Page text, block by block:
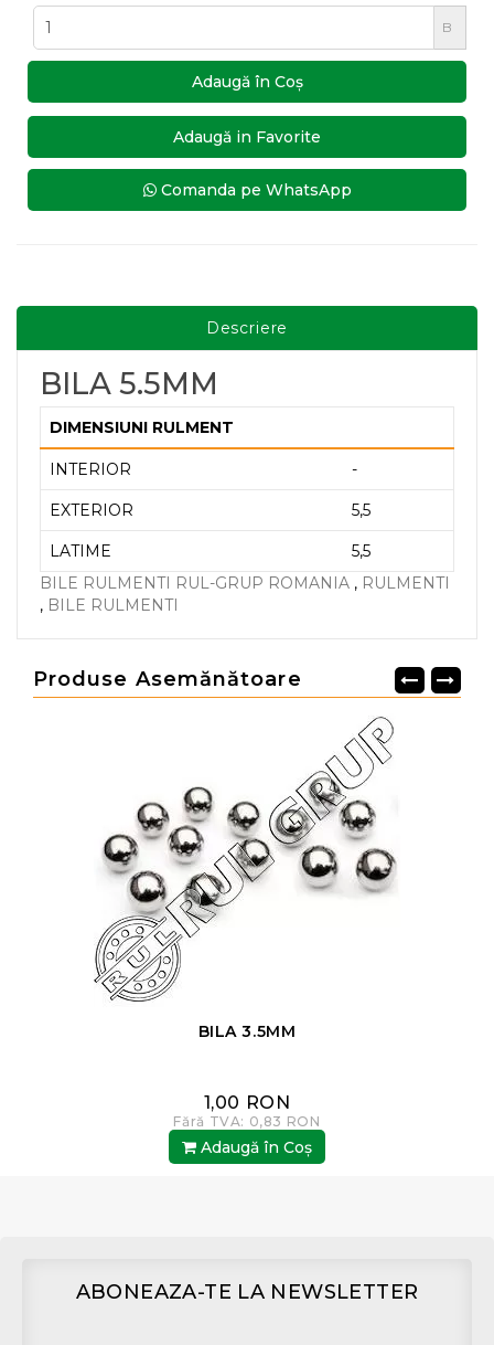
B
Adaugă în Coş
Adaugă in Favorite
Comanda pe WhatsApp
Descriere
BILA 5.5MM
DIMENSIUNI RULMENT
INTERIOR -
EXTERIOR 5,5
LATIME
5,5
BILE RULMENTI RUL-GRUP ROMANIA , RULMENTI
, BILE RULMENTI
Produse Asemănătoare
BILA 3.5MM
1,00 RON
Fără TVA: 0,83 RON
Adaugă în Coş
ABONEAZA-TE LA NEWSLETTER